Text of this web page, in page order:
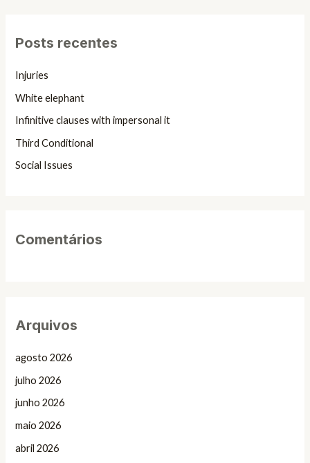
u
p
o
Posts recentes
Injuries
White elephant
Infinitive clauses with impersonal it
Third Conditional
Social Issues
Comentários
Arquivos
agosto 2026
julho 2026
junho 2026
maio 2026
abril 2026